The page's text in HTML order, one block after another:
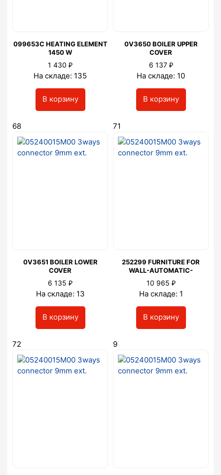
099653C HEATING ELEMENT
1450 W
1 430 ₽
На складе: 135
В корзину
0V3650 BOILER UPPER
COVER
6 137 ₽
На складе: 10
В корзину
68
0V3651 BOILER LOWER
COVER
6 135 ₽
На складе: 13
В корзину
71
252299 FURNITURE FOR
WALL-AUTOMATIC-
10 965 ₽
На складе: 1
В корзину
72 9